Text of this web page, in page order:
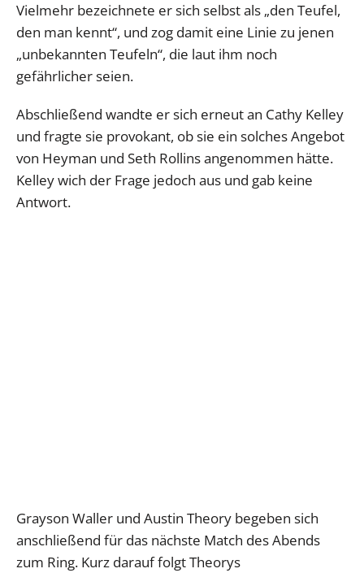
Vielmehr bezeichnete er sich selbst als „den Teufel,
den man kennt“, und zog damit eine Linie zu jenen
„unbekannten Teufeln“, die laut ihm noch
gefährlicher seien.
Abschließend wandte er sich erneut an Cathy Kelley
und fragte sie provokant, ob sie ein solches Angebot
von Heyman und Seth Rollins angenommen hätte.
Kelley wich der Frage jedoch aus und gab keine
Antwort.
Grayson Waller und Austin Theory begeben sich
anschließend für das nächste Match des Abends
zum Ring. Kurz darauf folgt Theorys